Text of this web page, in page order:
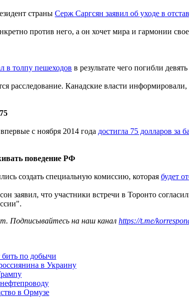
страны Серж Саргсян заявил об уходе в
против него, а он хочет мира и гармонии
в толпу пешеходов в результате чего погибли
расследование. Канадские власти
с ноября 2014 года достигла 75 долларов за
поведение РФ
создать специальную комиссию, которая будет
что участники встречи в Торонто
Подписывайтесь на наш канал https://t.me/
по добычи
в Украину
в Ормузе